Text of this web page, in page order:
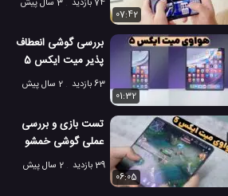
74 بازدید
3 سال پیش
07:42
بررسی گوشی انعطاف
پذیر میت ایکس 5
هواوی
63 بازدید
2 سال پیش
01:32
تست بازی و بررسی
عملی گوشی خمشو
هواوی میت ایکس 5
39 بازدید
2 سال پیش
06:05